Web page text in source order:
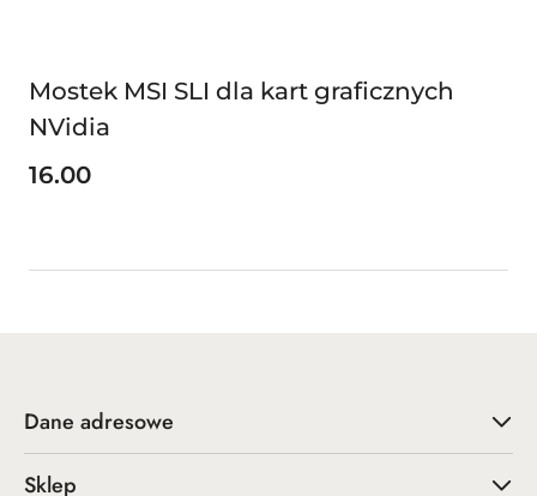
Mostek MSI SLI dla kart graficznych
NVidia
Cena:
16.00
Dane adresowe
Sklep